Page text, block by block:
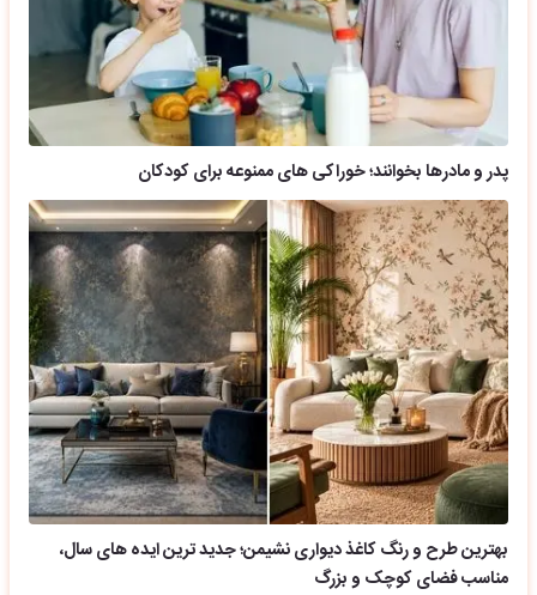
پدر و مادرها بخوانند؛ خوراکی های ممنوعه برای کودکان
بهترین طرح و رنگ کاغذ دیواری نشیمن؛ جدید ترین ایده های سال،
مناسب فضای کوچک و بزرگ